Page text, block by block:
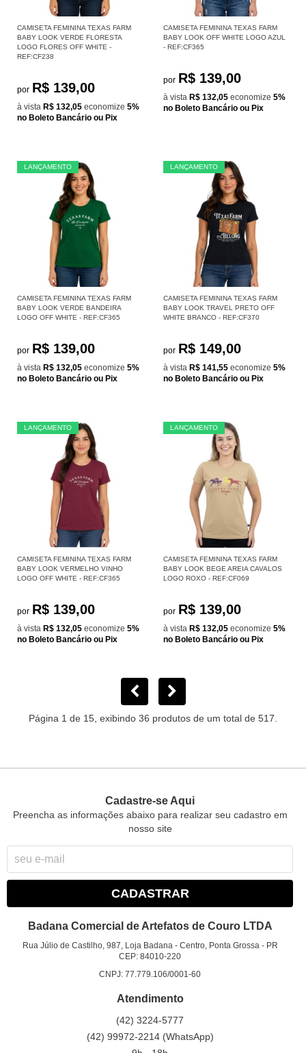
CAMISETA FEMININA TEXAS FARM
BABY LOOK VERDE FLORESTA
LOGO FLORES OFF WHITE -
REF:CF238
por R$ 139,00
à vista R$ 132,05 economize 5%
no Boleto Bancário ou Pix
CAMISETA FEMININA TEXAS FARM
BABY LOOK OFF WHITE LOGO AZUL
- REF:CF365
por R$ 139,00
à vista R$ 132,05 economize 5%
no Boleto Bancário ou Pix
LANÇAMENTO
CAMISETA FEMININA TEXAS FARM
BABY LOOK VERDE BANDEIRA
LOGO OFF WHITE - REF:CF365
por R$ 139,00
à vista R$ 132,05 economize 5%
no Boleto Bancário ou Pix
LANÇAMENTO
CAMISETA FEMININA TEXAS FARM
BABY LOOK TRAVEL PRETO OFF
WHITE BRANCO - REF:CF370
por R$ 149,00
à vista R$ 141,55 economize 5%
no Boleto Bancário ou Pix
LANÇAMENTO
CAMISETA FEMININA TEXAS FARM
BABY LOOK VERMELHO VINHO
LOGO OFF WHITE - REF:CF365
por R$ 139,00
à vista R$ 132,05 economize 5%
no Boleto Bancário ou Pix
LANÇAMENTO
CAMISETA FEMININA TEXAS FARM
BABY LOOK BEGE AREIA CAVALOS
LOGO ROXO - REF:CF069
por R$ 139,00
à vista R$ 132,05 economize 5%
no Boleto Bancário ou Pix
Página 1 de 15, exibindo 36 produtos de um total de 517.
Cadastre-se Aqui
Preencha as informações abaixo para realizar seu cadastro em
nosso site
CADASTRAR
Badana Comercial de Artefatos de Couro LTDA
Rua Júlio de Castilho, 987, Loja Badana- Centro, Ponta Grossa- PR
CEP: 84010-220
CNPJ: 77.779.106/0001-60
Atendimento
(42) 3224-5777
(42) 99972-2214 (WhatsApp)